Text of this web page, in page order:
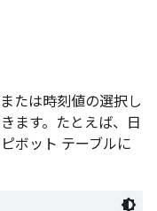
たは時刻値の選択し
ます。たとえば、日
ボット テーブルに